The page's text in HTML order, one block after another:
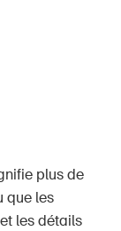
plus de
que les
les détails